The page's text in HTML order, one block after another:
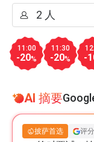
11:00
-20%
11:30
-20% -
AI 摘要
披萨首选 评